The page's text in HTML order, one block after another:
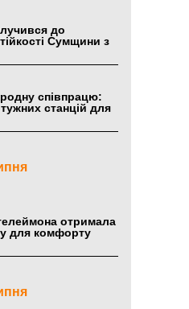
до
Сумщини з
співпрацю:
станцій для
отримала
для комфорту